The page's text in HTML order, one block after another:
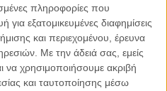
πληροφορίες που
εξατομικευμένες διαφημίσεις
και περιεχομένου, έρευνα
Με την άδειά σας, εμείς
να χρησιμοποιήσουμε ακριβή
και ταυτοποίησης μέσω